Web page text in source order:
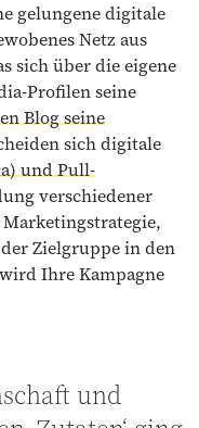
gelungene digitale
Netz aus
sich über die eigene
Profilen seine
Blog seine
sich digitale
und Pull-
verschiedener
Zielgruppe in den
Ihre Kampagne
und